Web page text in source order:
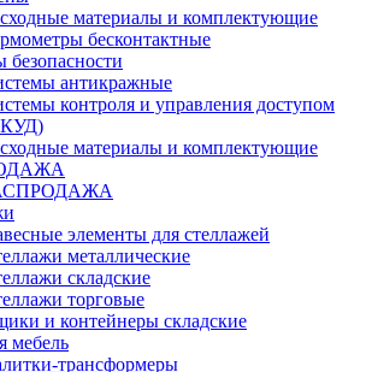
материалы и комплектующие
бесконтактные
безопасности
антикражные
контроля и управления доступом
материалы и комплектующие
элементы для стеллажей
металлические
складские
торговые
и контейнеры складские
мебель
трансформеры